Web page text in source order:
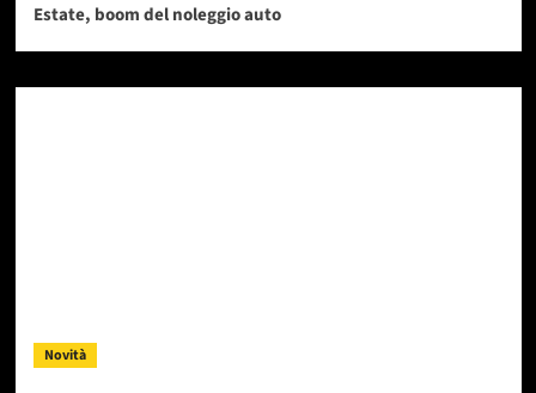
Estate, boom del noleggio auto
Novità